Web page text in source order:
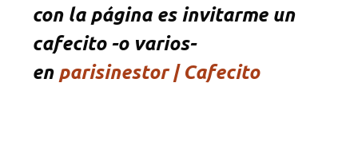
con la página es invitarme un
cafecito -o varios-
en parisinestor | Cafecito